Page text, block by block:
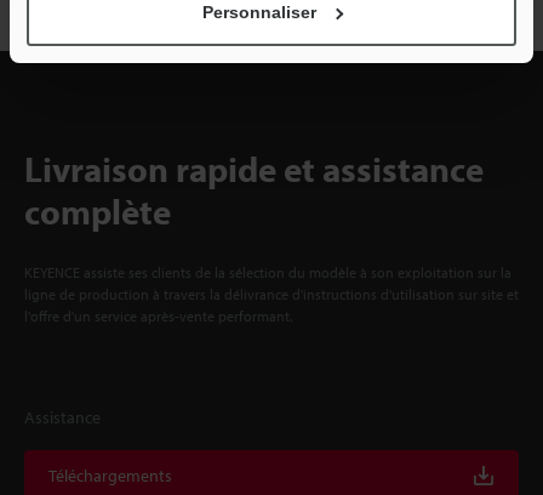
Personnaliser
Livraison rapide et assistance
complète
KEYENCE assiste ses clients de la sélection du modèle à son exploitation sur la
ligne de production à travers la délivrance d'instructions d'utilisation sur site et
l'offre d'un service après-vente performant.
Assistance
Téléchargements